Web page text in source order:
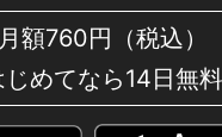
プリパラ 2nd
月額760円（税込）
じめてなら14日無